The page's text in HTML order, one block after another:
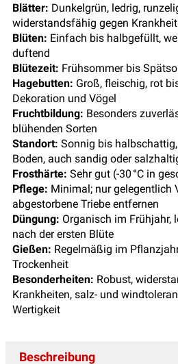
Blätter: Dunkelgrün, ledrig,
widerstandsfähig gegen
Blüten: Einfach bis halbgefüllt,
duftend
Blütezeit: Frühsommer bis
Hagebutten: Groß, fleischig, rot
Dekoration und Vögel
Fruchtbildung: Besonders
blühenden Sorten
Standort: Sonnig bis
Boden, auch sandig oder
Frosthärte: Sehr gut (-30 °C in
Pflege: Minimal; nur gelegentlich
abgestorbene Triebe entfernen
Düngung: Organisch im Frühjahr,
nach der ersten Blüte
Gießen: Regelmäßig im
Trockenheit
Besonderheiten: Robust,
Krankheiten, salz- und
Wertigkeit
Beschreibung